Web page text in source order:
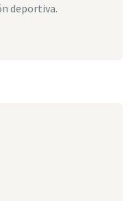
deportiva.